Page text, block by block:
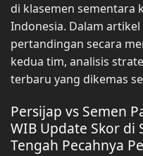
di klasemen sementara
Indonesia. Dalam
pertandingan secara
kedua tim, analisis
terbaru yang dikemas
Persijap vs Semen
WIB Update Skor di
Tengah Pecahnya